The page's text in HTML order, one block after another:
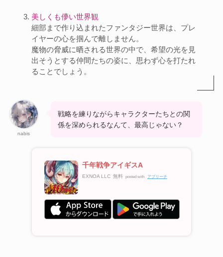
美しくも儚い世界観
細部まで作り込まれたファンタジー世界は、プレ
イヤーの心を掴んで離しません。
魔物の脅威に晒される世界の中で、希望の光を見
出そうとする仲間たちの姿に、思わず心を打たれ
ることでしょう。
nabis
戦略を練りながらキャラクターたちとの関
係を深められるなんて、最高じゃない？
千年戦争アイギスA
EXNOA LLC 無料 posted with アプリーチ